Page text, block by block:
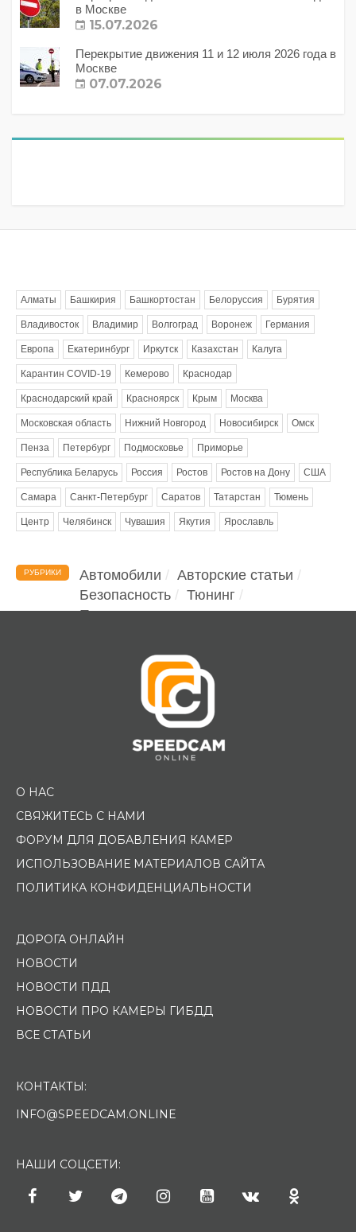
в Москве
15.07.2026
Перекрытие движения 11 и 12 июля 2026 года в
Москве
07.07.2026
Алматы Башкирия Башкортостан Белоруссия Бурятия
Владивосток Владимир Волгоград Воронеж Германия
Европа Екатеринбург Иркутск Казахстан Калуга
Карантин COVID-19 Кемерово Краснодар
Краснодарский край Красноярск Крым Москва
Московская область Нижний Новгород Новосибирск Омск
Пенза Петербург Подмосковье Приморье
Республика Беларусь Россия Ростов Ростов на Дону США
Самара Санкт-Петербург Саратов Татарстан Тюмень
Центр Челябинск Чувашия Якутия Ярославль
РУБРИКИ Автомобили
Авторские статьи
Безопасность
Тюнинг
Помощь водителю
О НАС
СВЯЖИТЕСЬ С НАМИ
ФОРУМ ДЛЯ ДОБАВЛЕНИЯ КАМЕР
ИСПОЛЬЗОВАНИЕ МАТЕРИАЛОВ САЙТА
ПОЛИТИКА КОНФИДЕНЦИАЛЬНОСТИ
ДОРОГА ОНЛАЙН
НОВОСТИ
НОВОСТИ ПДД
НОВОСТИ ПРО КАМЕРЫ ГИБДД
ВСЕ СТАТЬИ
КОНТАКТЫ:
INFO@SPEEDCAM.ONLINE
НАШИ СОЦСЕТИ: